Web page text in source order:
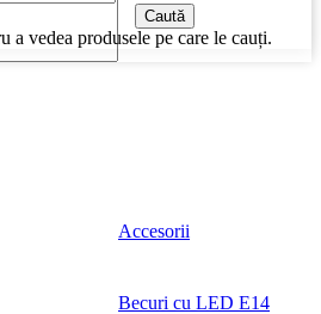
a vedea produsele pe care le cauți.
Caută
Accesorii
Becuri cu LED E14